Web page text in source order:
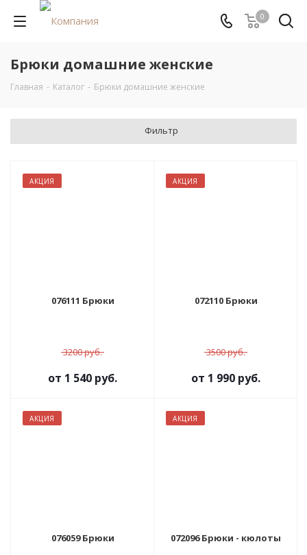
0
Брюки домашние женские
Главная - Каталог - Брюки домашние женские
Фильтр
АКЦИЯ
076111 Брюки
3200 руб.
от 1 540 руб.
АКЦИЯ
072110 Брюки
3500 руб.
от 1 990 руб.
АКЦИЯ
076059 Брюки
АКЦИЯ
072096 Брюки - кюлоты